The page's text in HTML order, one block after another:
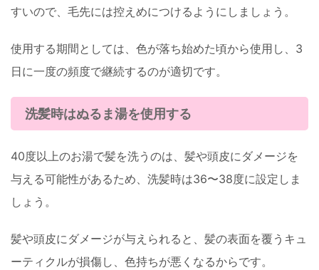
すいので、毛先には控えめにつけるようにしましょう。
使用する期間としては、色が落ち始めた頃から使用し、3
日に一度の頻度で継続するのが適切です。
洗髪時はぬるま湯を使用する
40度以上のお湯で髪を洗うのは、髪や頭皮にダメージを
与える可能性があるため、洗髪時は36〜38度に設定しま
しょう。
髪や頭皮にダメージが与えられると、髪の表面を覆うキュ
ーティクルが損傷し、色持ちが悪くなるからです。